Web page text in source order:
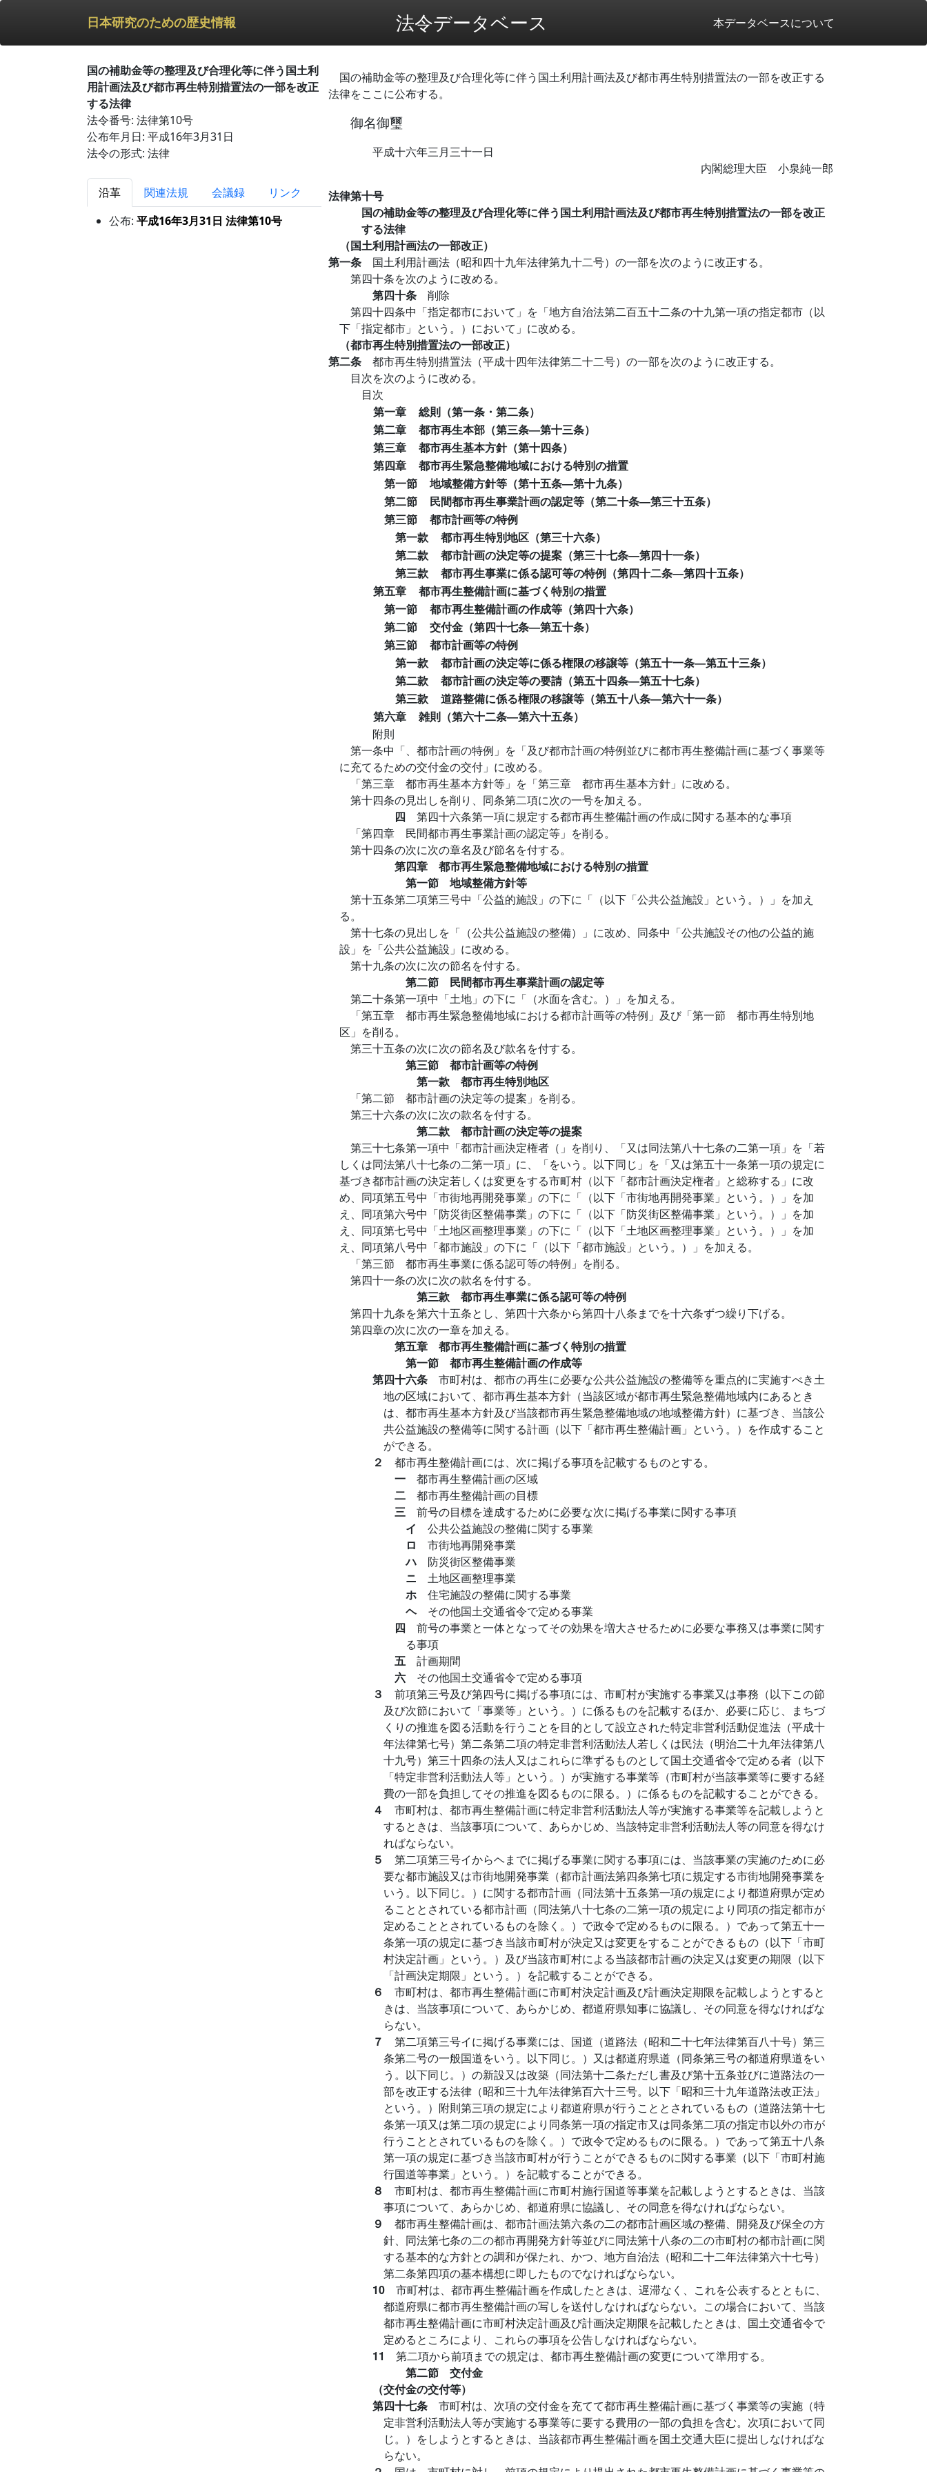
日本研究のための歴史情報 法令データベース 本データベースについて
国の補助金等の整理及び合理化等に伴う国土利
用計画法及び都市再生特別措置法の一部を改正
する法律
法令番号: 法律第10号
公布年月日: 平成16年3月31日
法令の形式: 法律
沿革 関連法規 会議録
リンク
公布: 平成16年3月31日 法律第10号
国の補助金等の整理及び合理化等に伴う国土利用計画法及び都市再生特別措置法の一部を改正する
法律をここに公布する。
御名御璽
平成十六年三月三十一日
内閣総理大臣 小泉純一郎
法律第十号
国の補助金等の整理及び合理化等に伴う国土利用計画法及び都市再生特別措置法の一部を改正
する法律
（国土利用計画法の一部改正）
第一条 国土利用計画法（昭和四十九年法律第九十二号）の一部を次のように改正する。
第四十条を次のように改める。
第四十条 削除
第四十四条中「指定都市において」を「地方自治法第二百五十二条の十九第一項の指定都市（以
下「指定都市」という。）において」に改める。
（都市再生特別措置法の一部改正）
第二条 都市再生特別措置法（平成十四年法律第二十二号）の一部を次のように改正する。
目次を次のように改める。
目次
第一章
総則（第一条・第二条）
第二章
都市再生本部（第三条―第十三条）
第三章
都市再生基本方針（第十四条）
第四章
都市再生緊急整備地域における特別の措置
第一節
地域整備方針等（第十五条―第十九条）
第二節
民間都市再生事業計画の認定等（第二十条―第三十五条）
第三節
都市計画等の特例
第一款
都市再生特別地区（第三十六条）
第二款
都市計画の決定等の提案（第三十七条―第四十一条）
第三款
都市再生事業に係る認可等の特例（第四十二条―第四十五条）
第五章
都市再生整備計画に基づく特別の措置
第一節
都市再生整備計画の作成等（第四十六条）
第二節
交付金（第四十七条―第五十条）
第三節
都市計画等の特例
第一款
都市計画の決定等に係る権限の移譲等（第五十一条―第五十三条）
第二款
都市計画の決定等の要請（第五十四条―第五十七条）
第三款
道路整備に係る権限の移譲等（第五十八条―第六十一条）
第六章
雑則（第六十二条―第六十五条）
附則
第一条中「、都市計画の特例」を「及び都市計画の特例並びに都市再生整備計画に基づく事業等
に充てるための交付金の交付」に改める。
「第三章 都市再生基本方針等」を「第三章 都市再生基本方針」に改める。
第十四条の見出しを削り、同条第二項に次の一号を加える。
四 第四十六条第一項に規定する都市再生整備計画の作成に関する基本的な事項
「第四章 民間都市再生事業計画の認定等」を削る。
第十四条の次に次の章名及び節名を付する。
第四章 都市再生緊急整備地域における特別の措置
第一節 地域整備方針等
第十五条第二項第三号中「公益的施設」の下に「（以下「公共公益施設」という。）」を加え
る。
第十七条の見出しを「（公共公益施設の整備）」に改め、同条中「公共施設その他の公益的施
設」を「公共公益施設」に改める。
第十九条の次に次の節名を付する。
第二節 民間都市再生事業計画の認定等
第二十条第一項中「土地」の下に「（水面を含む。）」を加える。
「第五章 都市再生緊急整備地域における都市計画等の特例」及び「第一節 都市再生特別地
区」を削る。
第三十五条の次に次の節名及び款名を付する。
第三節 都市計画等の特例
第一款 都市再生特別地区
「第二節 都市計画の決定等の提案」を削る。
第三十六条の次に次の款名を付する。
第二款 都市計画の決定等の提案
第三十七条第一項中「都市計画決定権者（」を削り、「又は同法第八十七条の二第一項」を「若
しくは同法第八十七条の二第一項」に、「をいう。以下同じ」を「又は第五十一条第一項の規定に
基づき都市計画の決定若しくは変更をする市町村（以下「都市計画決定権者」と総称する」に改
め、同項第五号中「市街地再開発事業」の下に「（以下「市街地再開発事業」という。）」を加
え、同項第六号中「防災街区整備事業」の下に「（以下「防災街区整備事業」という。）」を加
え、同項第七号中「土地区画整理事業」の下に「（以下「土地区画整理事業」という。）」を加
え、同項第八号中「都市施設」の下に「（以下「都市施設」という。）」を加える。
「第三節 都市再生事業に係る認可等の特例」を削る。
第四十一条の次に次の款名を付する。
第三款 都市再生事業に係る認可等の特例
第四十九条を第六十五条とし、第四十六条から第四十八条までを十六条ずつ繰り下げる。
第四章の次に次の一章を加える。
第五章 都市再生整備計画に基づく特別の措置
第一節 都市再生整備計画の作成等
第四十六条 市町村は、都市の再生に必要な公共公益施設の整備等を重点的に実施すべき土
地の区域において、都市再生基本方針（当該区域が都市再生緊急整備地域内にあるとき
は、都市再生基本方針及び当該都市再生緊急整備地域の地域整備方針）に基づき、当該公
共公益施設の整備等に関する計画（以下「都市再生整備計画」という。）を作成すること
ができる。
２ 都市再生整備計画には、次に掲げる事項を記載するものとする。
一 都市再生整備計画の区域
二 都市再生整備計画の目標
三 前号の目標を達成するために必要な次に掲げる事業に関する事項
イ 公共公益施設の整備に関する事業
ロ 市街地再開発事業
ハ 防災街区整備事業
ニ 土地区画整理事業
ホ 住宅施設の整備に関する事業
ヘ その他国土交通省令で定める事業
四 前号の事業と一体となってその効果を増大させるために必要な事務又は事業に関す
る事項
五 計画期間
六 その他国土交通省令で定める事項
３ 前項第三号及び第四号に掲げる事項には、市町村が実施する事業又は事務（以下この節
及び次節において「事業等」という。）に係るものを記載するほか、必要に応じ、まちづ
くりの推進を図る活動を行うことを目的として設立された特定非営利活動促進法（平成十
年法律第七号）第二条第二項の特定非営利活動法人若しくは民法（明治二十九年法律第八
十九号）第三十四条の法人又はこれらに準ずるものとして国土交通省令で定める者（以下
「特定非営利活動法人等」という。）が実施する事業等（市町村が当該事業等に要する経
費の一部を負担してその推進を図るものに限る。）に係るものを記載することができる。
４ 市町村は、都市再生整備計画に特定非営利活動法人等が実施する事業等を記載しようと
するときは、当該事項について、あらかじめ、当該特定非営利活動法人等の同意を得なけ
ればならない。
５ 第二項第三号イからヘまでに掲げる事業に関する事項には、当該事業の実施のために必
要な都市施設又は市街地開発事業（都市計画法第四条第七項に規定する市街地開発事業を
いう。以下同じ。）に関する都市計画（同法第十五条第一項の規定により都道府県が定め
ることとされている都市計画（同法第八十七条の二第一項の規定により同項の指定都市が
定めることとされているものを除く。）で政令で定めるものに限る。）であって第五十一
条第一項の規定に基づき当該市町村が決定又は変更をすることができるもの（以下「市町
村決定計画」という。）及び当該市町村による当該都市計画の決定又は変更の期限（以下
「計画決定期限」という。）を記載することができる。
６ 市町村は、都市再生整備計画に市町村決定計画及び計画決定期限を記載しようとすると
きは、当該事項について、あらかじめ、都道府県知事に協議し、その同意を得なければな
らない。
７ 第二項第三号イに掲げる事業には、国道（道路法（昭和二十七年法律第百八十号）第三
条第二号の一般国道をいう。以下同じ。）又は都道府県道（同条第三号の都道府県道をい
う。以下同じ。）の新設又は改築（同法第十二条ただし書及び第十五条並びに道路法の一
部を改正する法律（昭和三十九年法律第百六十三号。以下「昭和三十九年道路法改正法」
という。）附則第三項の規定により都道府県が行うこととされているもの（道路法第十七
条第一項又は第二項の規定により同条第一項の指定市又は同条第二項の指定市以外の市が
行うこととされているものを除く。）で政令で定めるものに限る。）であって第五十八条
第一項の規定に基づき当該市町村が行うことができるものに関する事業（以下「市町村施
行国道等事業」という。）を記載することができる。
８ 市町村は、都市再生整備計画に市町村施行国道等事業を記載しようとするときは、当該
事項について、あらかじめ、都道府県に協議し、その同意を得なければならない。
９ 都市再生整備計画は、都市計画法第六条の二の都市計画区域の整備、開発及び保全の方
針、同法第七条の二の都市再開発方針等並びに同法第十八条の二の市町村の都市計画に関
する基本的な方針との調和が保たれ、かつ、地方自治法（昭和二十二年法律第六十七号）
第二条第四項の基本構想に即したものでなければならない。
10 市町村は、都市再生整備計画を作成したときは、遅滞なく、これを公表するとともに、
都道府県に都市再生整備計画の写しを送付しなければならない。この場合において、当該
都市再生整備計画に市町村決定計画及び計画決定期限を記載したときは、国土交通省令で
定めるところにより、これらの事項を公告しなければならない。
11 第二項から前項までの規定は、都市再生整備計画の変更について準用する。
第二節 交付金
（交付金の交付等）
第四十七条 市町村は、次項の交付金を充てて都市再生整備計画に基づく事業等の実施（特
定非営利活動法人等が実施する事業等に要する費用の一部の負担を含む。次項において同
じ。）をしようとするときは、当該都市再生整備計画を国土交通大臣に提出しなければな
らない。